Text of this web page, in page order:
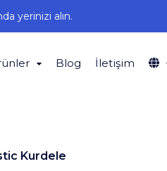
yerinizi alın.
Blog İletişim
Kurdele